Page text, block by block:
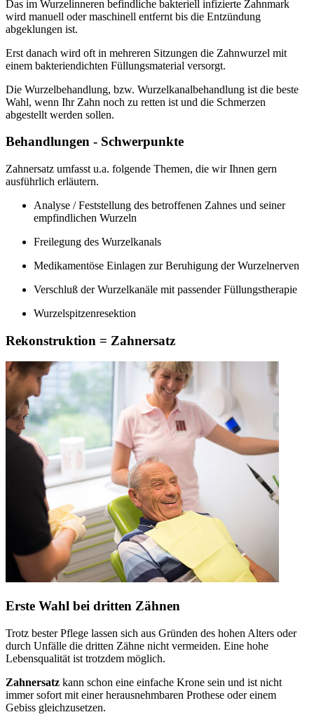
Das im Wurzelinneren befindliche bakteriell infizierte Zahnmark
wird manuell oder maschinell entfernt bis die Entzündung
abgeklungen ist.
Erst danach wird oft in mehreren Sitzungen die Zahnwurzel mit
einem bakteriendichten Füllungsmaterial versorgt.
Die Wurzelbehandlung, bzw. Wurzelkanalbehandlung ist die beste
Wahl, wenn Ihr Zahn noch zu retten ist und die Schmerzen
abgestellt werden sollen.
Behandlungen - Schwerpunkte
Zahnersatz umfasst u.a. folgende Themen, die wir Ihnen gern
ausführlich erläutern.
Analyse / Feststellung des betroffenen Zahnes und seiner
empfindlichen Wurzeln
Freilegung des Wurzelkanals
Medikamentöse Einlagen zur Beruhigung der Wurzelnerven
Verschluß der Wurzelkanäle mit passender Füllungstherapie
Wurzelspitzenresektion
Rekonstruktion = Zahnersatz
Erste Wahl bei dritten Zähnen
Trotz bester Pflege lassen sich aus Gründen des hohen Alters oder
durch Unfälle die dritten Zähne nicht vermeiden. Eine hohe
Lebensqualität ist trotzdem möglich.
Zahnersatz kann schon eine einfache Krone sein und ist nicht
immer sofort mit einer herausnehmbaren Prothese oder einem
Gebiss gleichzusetzen.